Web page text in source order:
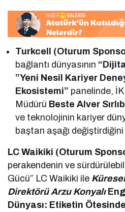
Turkcell (Oturum
bağlantı dünyasının
”Yeni Nesil Kariyer
Ekosistemi” panelinde,
Müdürü Beste Alver
ve teknolojinin kariyer
baştan aşağı
LC Waikiki (Oturum
perakendenin ve
Gücü” LC Waikiki ile
Direktörü Arzu Konyalı
Dünyası: Etiketin